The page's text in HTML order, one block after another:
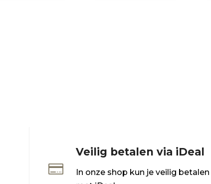

Veilig betalen via iDeal
In onze shop kun je veilig betalen